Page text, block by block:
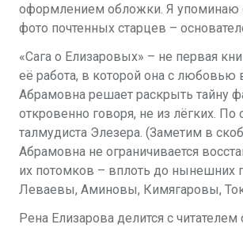
оформлением обложки. Я упоминаю
фото почтенных старцев –
«Сага о Елизаровых» – не первая
её работа, в которой она с любовью
Абрамовна решает раскрыть тайну
откровенно говоря, не из лёгких.
талмудиста Элезера. (Заметим в
Абрамовна не ограничивается
их потомков – вплоть до нынешних
Леваевы, Аминовы, Кимягаровы,
Рена Елизарова делится с